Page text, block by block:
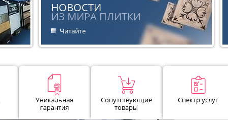
НОВОСТИ
ИЗ МИРА ПЛИТКИ
Читайте
Уникальная
гарантия
Сопутствующие
товары
Спектр услуг